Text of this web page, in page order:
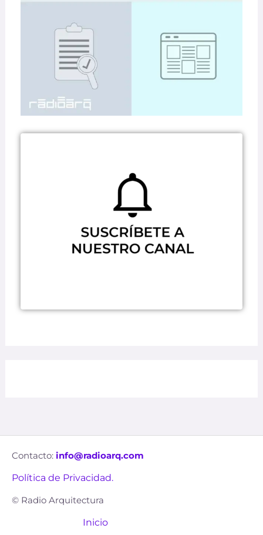
Contacto: info@radioarq.com
Política de Privacidad.
© Radio Arquitectura
Inicio